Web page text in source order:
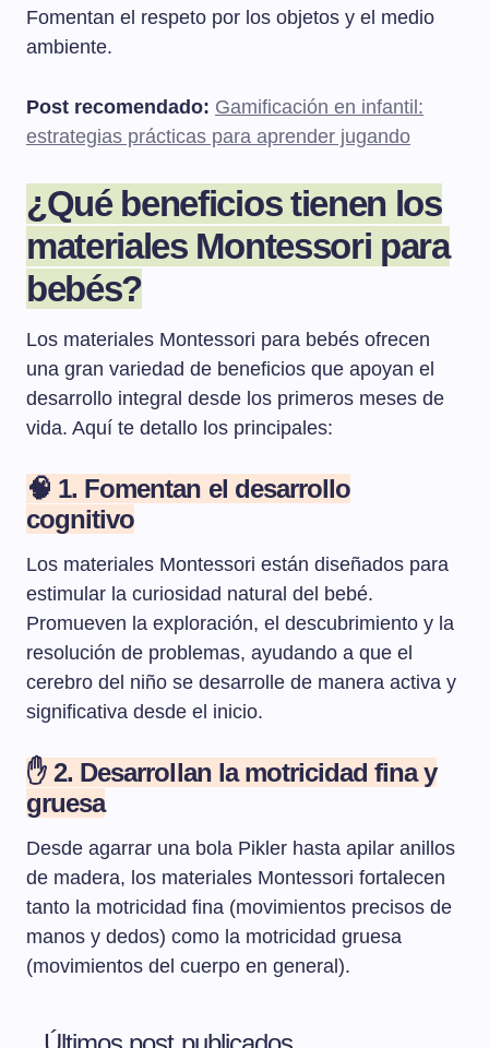
Fomentan el respeto por los objetos y el medio
ambiente.
Post recomendado: Gamificación en infantil:
estrategias prácticas para aprender jugando
¿Qué beneficios tienen los
materiales Montessori para
bebés?
Los materiales Montessori para bebés ofrecen
una gran variedad de beneficios que apoyan el
desarrollo integral desde los primeros meses de
vida. Aquí te detallo los principales:
🧠 1. Fomentan el desarrollo
cognitivo
Los materiales Montessori están diseñados para
estimular la curiosidad natural del bebé.
Promueven la exploración, el descubrimiento y la
resolución de problemas, ayudando a que el
cerebro del niño se desarrolle de manera activa y
significativa desde el inicio.
✋ 2. Desarrollan la motricidad fina y
gruesa
Desde agarrar una bola Pikler hasta apilar anillos
de madera, los materiales Montessori fortalecen
tanto la motricidad fina (movimientos precisos de
manos y dedos) como la motricidad gruesa
(movimientos del cuerpo en general).